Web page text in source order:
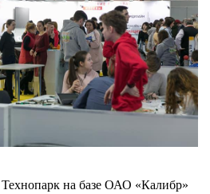
на базе ОАО «Калибр»